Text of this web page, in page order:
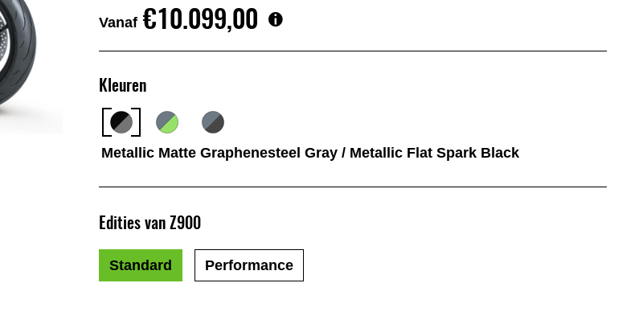
Vanaf €10.099,00
Kleuren
Metallic Matte Graphenesteel Gray / Metallic Flat Spark Black
Edities van Z900
Standard Performance